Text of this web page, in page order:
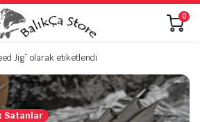
0
Jig” olarak etiketlendi
Satanlar